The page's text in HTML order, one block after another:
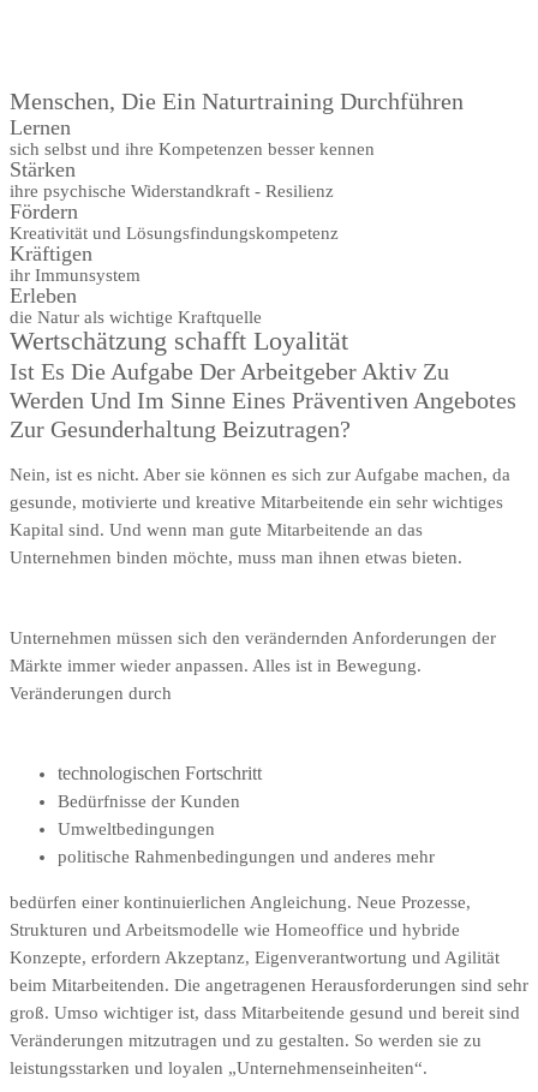
Menschen, Die Ein Naturtraining Durchführen
Lernen
sich selbst und ihre Kompetenzen besser kennen
Stärken
ihre psychische Widerstandkraft - Resilienz
Fördern
Kreativität und Lösungsfindungskompetenz
Kräftigen
ihr Immunsystem
Erleben
die Natur als wichtige Kraftquelle
Wertschätzung schafft Loyalität
Ist Es Die Aufgabe Der Arbeitgeber Aktiv Zu
Werden Und Im Sinne Eines Präventiven Angebotes
Zur Gesunderhaltung Beizutragen?
Nein, ist es nicht. Aber sie können es sich zur Aufgabe machen, da
gesunde, motivierte und kreative Mitarbeitende ein sehr wichtiges
Kapital sind. Und wenn man gute Mitarbeitende an das
Unternehmen binden möchte, muss man ihnen etwas bieten.
Unternehmen müssen sich den verändernden Anforderungen der
Märkte immer wieder anpassen. Alles ist in Bewegung.
Veränderungen durch
technologischen Fortschritt
Bedürfnisse der Kunden
Umweltbedingungen
politische Rahmenbedingungen und anderes mehr
bedürfen einer kontinuierlichen Angleichung. Neue Prozesse,
Strukturen und Arbeitsmodelle wie Homeoffice und hybride
Konzepte, erfordern Akzeptanz, Eigenverantwortung und Agilität
beim Mitarbeitenden. Die angetragenen Herausforderungen sind sehr
groß. Umso wichtiger ist, dass Mitarbeitende gesund und bereit sind
Veränderungen mitzutragen und zu gestalten. So werden sie zu
leistungsstarken und loyalen „Unternehmenseinheiten“.